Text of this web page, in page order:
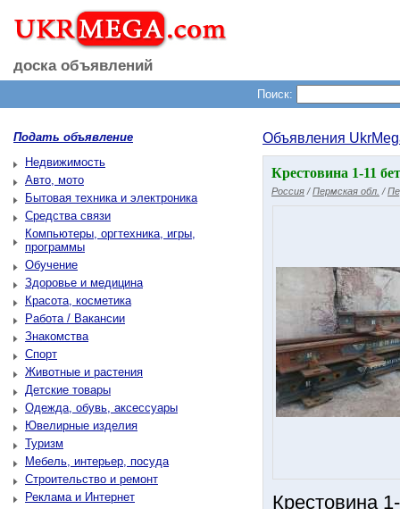
доска объявлений
Поиск:
Подать объявление
Недвижимость
Авто, мото
Бытовая техника и электроника
Средства связи
Компьютеры, оргтехника, игры,
программы
Обучение
Здоровье и медицина
Красота, косметика
Работа / Вакансии
Знакомства
Спорт
Животные и растения
Детские товары
Одежда, обувь, аксессуары
Ювелирные изделия
Туризм
Мебель, интерьер, посуда
Строительство и ремонт
Реклама и Интернет
Объявления
Крестовина 1-11
Россия /Пермская обл. /
Крестовина